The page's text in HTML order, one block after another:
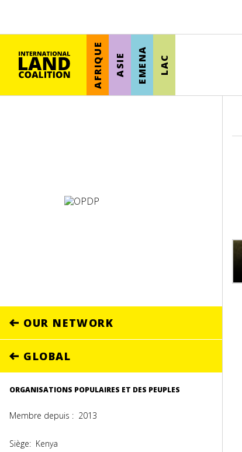
AFRIQUE ASIE EMENA LAC
OUR NETWORK
GLOBAL
ORGANISATIONS POPULAIRES ET DES PEUPLES
Membre depuis : 2013
Siège: Kenya